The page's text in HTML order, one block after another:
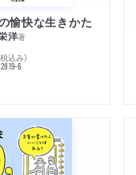
愉快な生きかた
洋著
込み）
6